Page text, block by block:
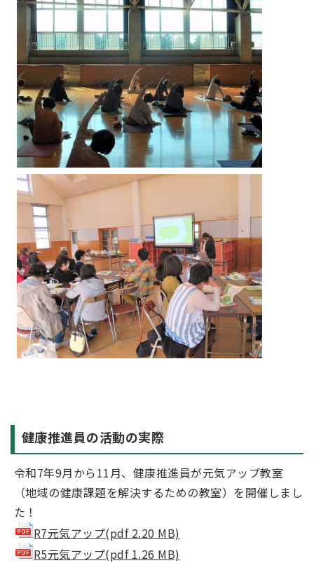
健康推進員の活動の実際
令和7年9月から11月、健康推進員が元気アップ教室
（地域の健康課題を解決するための教室）を開催しまし
た！
R7元気アップ(pdf 2.20 MB)
R5元気アップ(pdf 1.26 MB)